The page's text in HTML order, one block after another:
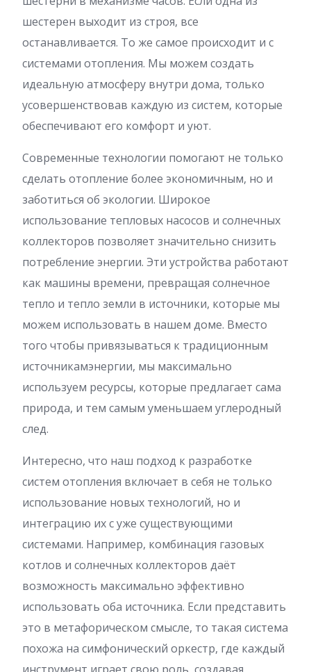
шестерен выходит из строя, все
останавливается. То же самое происходит и с
системами отопления. Мы можем создать
идеальную атмосферу внутри дома, только
усовершенствовав каждую из систем, которые
обеспечивают его комфорт и уют.
Современные технологии помогают не только
сделать отопление более экономичным, но и
заботиться об экологии. Широкое
использование тепловых насосов и солнечных
коллекторов позволяет значительно снизить
потребление энергии. Эти устройства работают
как машины времени, превращая солнечное
тепло и тепло земли в источники, которые мы
можем использовать в нашем доме. Вместо
того чтобы привязываться к традиционным
источникамэнергии, мы максимально
используем ресурсы, которые предлагает сама
природа, и тем самым уменьшаем углеродный
след.
Интересно, что наш подход к разработке
систем отопления включает в себя не только
использование новых технологий, но и
интеграцию их с уже существующими
системами. Например, комбинация газовых
котлов и солнечных коллекторов даёт
возможность максимально эффективно
использовать оба источника. Если представить
это в метафорическом смысле, то такая система
похожа на симфонический оркестр, где каждый